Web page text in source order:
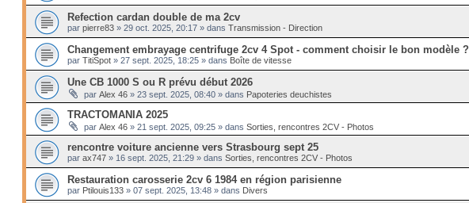
Refection cardan double de ma 2cv
par pierre83» 29 oct. 2025, 20:17» dans Transmission - Direction
Changement embrayage centrifuge 2cv 4 Spot - comment choisir le bon modèle ?
par TitiSpot» 27 sept. 2025, 18:25» dans Boîte de vitesse
Une CB 1000 S ou R prévu début 2026
par Alex 46» 23 sept. 2025, 08:40» dans Papoteries deuchistes
TRACTOMANIA 2025
par Alex 46» 21 sept. 2025, 09:25» dans Sorties, rencontres 2CV - Photos
rencontre voiture ancienne vers Strasbourg sept 25
par ax747» 16 sept. 2025, 21:29» dans Sorties, rencontres 2CV - Photos
Restauration carosserie 2cv 6 1984 en région parisienne
par Ptilouis133» 07 sept. 2025, 13:48» dans Divers